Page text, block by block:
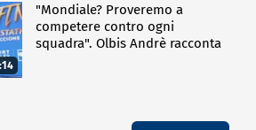
"Mondiale? Proveremo a
competere contro ogni
squadra". Olbis Andrè racconta